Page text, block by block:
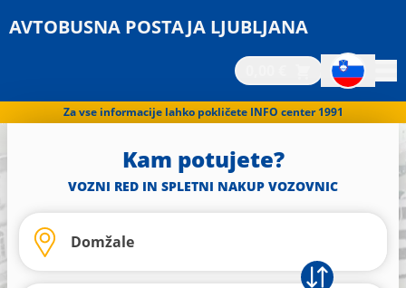
AVTOBUSNA POSTAJA LJUBLJANA
Za vse informacije lahko pokličete INFO center 1991
Kam potujete?
VOZNI RED IN SPLETNI NAKUP VOZOVNIC